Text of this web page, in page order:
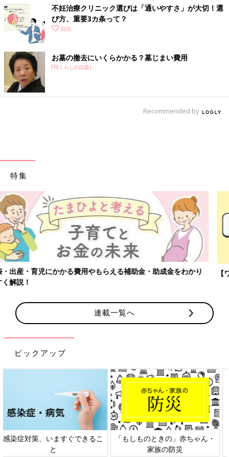
不妊治療クリニック選びは「通いやすさ」が大切！選
び方、重要3カ条って？
妊活
お墓の撤去にいくらかかる？墓じまい費用
PR(くらしの話題)
Recommended by
特集
【ワクチン接種できるものも】妊婦の感染症対策、知っておいて！
連載一覧へ
ピックアップ
日本外来小児科学会リーフレッ
ト検討会
六星占術 細木かおりさんの人生
相談